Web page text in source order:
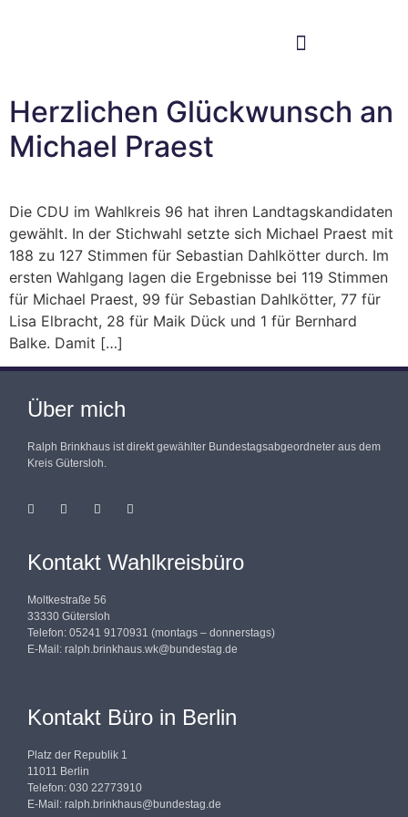
Herzlichen Glückwunsch an
Michael Praest
Die CDU im Wahlkreis 96 hat ihren Landtagskandidaten
gewählt. In der Stichwahl setzte sich Michael Praest mit
188 zu 127 Stimmen für Sebastian Dahlkötter durch. Im
ersten Wahlgang lagen die Ergebnisse bei 119 Stimmen
für Michael Praest, 99 für Sebastian Dahlkötter, 77 für
Lisa Elbracht, 28 für Maik Dück und 1 für Bernhard
Balke. Damit […]
Über mich
Ralph Brinkhaus ist direkt gewählter Bundestagsabgeordneter aus dem
Kreis Gütersloh.
Kontakt Wahlkreisbüro
Moltkestraße 56
33330 Gütersloh
Telefon: 05241 9170931 (montags – donnerstags)
E-Mail: ralph.brinkhaus.wk@bundestag.de
Kontakt Büro in Berlin
Platz der Republik 1
11011 Berlin
Telefon: 030 22773910
E-Mail: ralph.brinkhaus@bundestag.de